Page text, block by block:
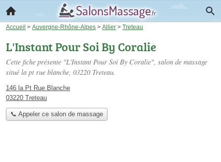
Accueil > Auvergne-Rhône-Alpes > Allier > Treteau
L'Instant Pour Soi By Coralie
Cette fiche présente "L'Instant Pour Soi By Coralie", salon de massage
situé la pt rue blanche, 03220 Treteau.
146 la Pt Rue Blanche
03220 Treteau
📞 Appeler ce salon de massage